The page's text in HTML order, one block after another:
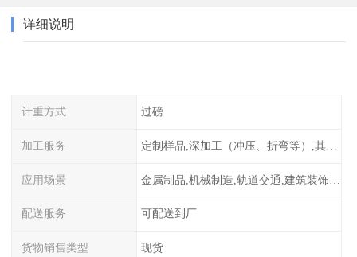
详细说明
计重方式 过磅
加工服务 定制样品,深加工（冲压、折弯等）,其他加工服务
应用场景 金属制品,机械制造,轨道交通,建筑装饰,核电,化工设备等
配送服务 可配送到厂
货物销售类型 现货